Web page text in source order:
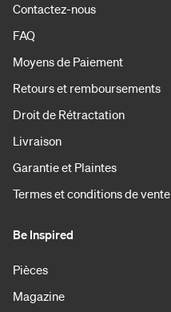
Contactez-nous
FAQ
Moyens de Paiement
Retours et remboursements
Droit de Rétractation
Livraison
Garantie et Plaintes
Termes et conditions de vente
Be Inspired
Pièces
Magazine